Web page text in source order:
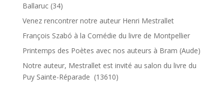
Ballaruc (34)
Venez rencontrer notre auteur Henri Mestrallet
François Szabó à la Comédie du livre de Montpellier
Printemps des Poètes avec nos auteurs à Bram (Aude)
Notre auteur, Mestrallet est invité au salon du livre du
Puy Sainte-Réparade (13610)